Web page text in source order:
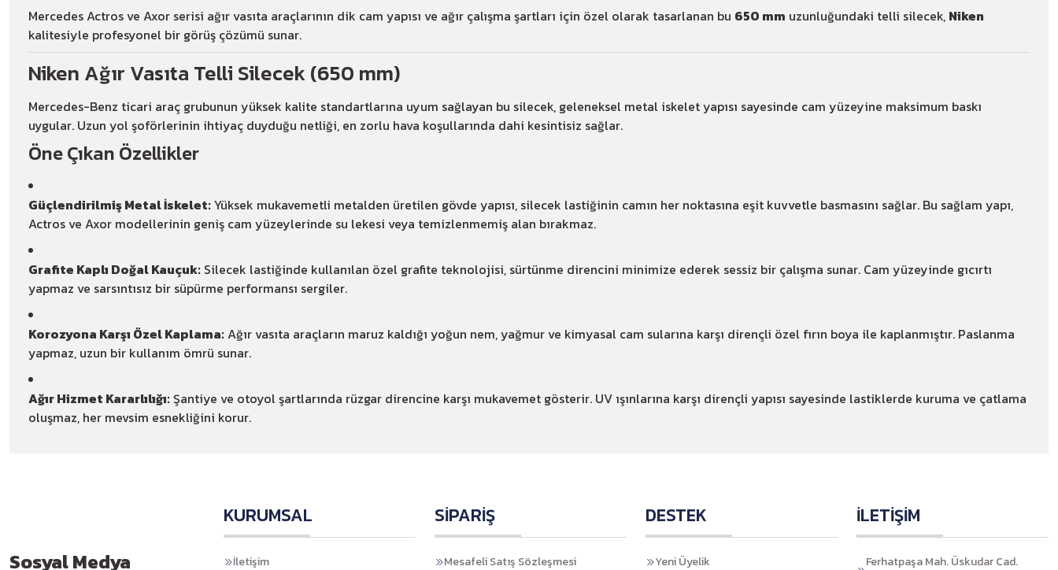
Mercedes Actros ve Axor serisi ağır vasıta araçlarının dik cam yapısı ve ağır çalışma şartları için özel olarak tasarlanan bu 650 mm uzunluğundaki telli silecek, Niken
kalitesiyle profesyonel bir görüş çözümü sunar.
Niken Ağır Vasıta Telli Silecek (650 mm)
Mercedes-Benz ticari araç grubunun yüksek kalite standartlarına uyum sağlayan bu silecek, geleneksel metal iskelet yapısı sayesinde cam yüzeyine maksimum baskı
uygular. Uzun yol şoförlerinin ihtiyaç duyduğu netliği, en zorlu hava koşullarında dahi kesintisiz sağlar.
Öne Çıkan Özellikler
Güçlendirilmiş Metal İskelet:Yüksek mukavemetli metalden üretilen gövde yapısı, silecek lastiğinin camın her noktasına eşit kuvvetle basmasını sağlar. Bu sağlam yapı,
Actros ve Axor modellerinin geniş cam yüzeylerinde su lekesi veya temizlenmemiş alan bırakmaz.
Grafite Kaplı Doğal Kauçuk: Silecek lastiğinde kullanılan özel grafite teknolojisi, sürtünme direncini minimize ederek sessiz bir çalışma sunar. Cam yüzeyinde gıcırtı
yapmaz ve sarsıntısız bir süpürme performansı sergiler.
Korozyona Karşı Özel Kaplama:Ağır vasıta araçların maruz kaldığı yoğun nem, yağmur ve kimyasal cam sularına karşı dirençli özel fırın boya ile kaplanmıştır. Paslanma
yapmaz, uzun bir kullanım ömrü sunar.
Ağır Hizmet Kararlılığı:Şantiye ve otoyol şartlarında rüzgar direncine karşı mukavemet gösterir. UV ışınlarına karşı dirençli yapısı sayesinde lastiklerde kuruma ve çatlama
oluşmaz, her mevsim esnekliğini korur.
Sosyal Medya
KURUMSAL
İletişim
SİPARİŞ
Mesafeli Satış Sözleşmesi
DESTEK
Yeni Üyelik
İLETİŞİM
Ferhatpaşa Mah. Üskudar Cad.